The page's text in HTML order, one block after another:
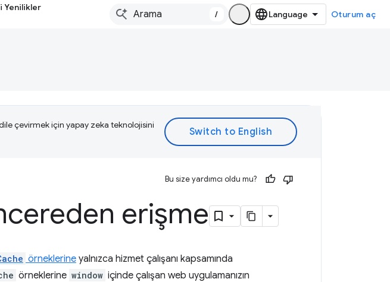
Yenilikler
/ Oturum aç
çevirmek için yapay zeka teknolojisini
Bu size yardımcı oldu mu?
erişme
örneklerine yalnızca hizmet çalışanı kapsamında
örneklerine window içinde çalışan web uygulamanızın